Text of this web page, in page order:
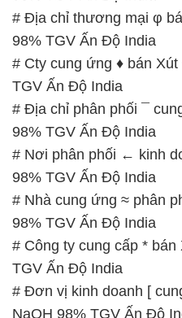
# Địa chỉ phân phối ¯
98% TGV Ấn Độ India
# Nơi phân phối ← kinh
98% TGV Ấn Độ India
# Nhà cung ứng ≈ phân
98% TGV Ấn Độ India
# Công ty cung cấp *
TGV Ấn Độ India
# Đơn vị kinh doanh [
NaOH 98% TGV Ấn Độ
# Đơn vị phân phối ∩
98% TGV Ấn Độ India
# Địa chỉ chuyên cung
Xút NaOH 98% TGV Ấn